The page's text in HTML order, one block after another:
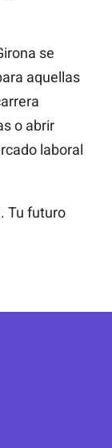
se
aquellas
o abrir
laboral
Tu futuro